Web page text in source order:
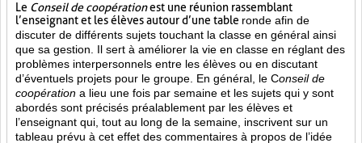
Le Conseil de coopérationest une réunion rassemblant
l’enseignant et les élèves autour d’une table ronde afin de
discuter de différents sujets touchant la classe en général ainsi
que sa gestion. Il sert à améliorer la vie en classe en réglant des
problèmes interpersonnels entre les élèves ou en discutant
d’éventuels projets pour le groupe. En général, le Conseil de
coopération a lieu une fois par semaine et les sujets qui y sont
abordés sont précisés préalablement par les élèves et
l’enseignant qui, tout au long de la semaine, inscrivent sur un
tableau prévu à cet effet des commentaires à propos de l’idée